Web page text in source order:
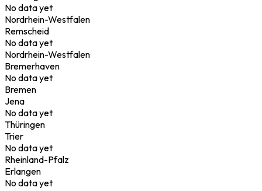
No data yet
Nordrhein-Westfalen
Remscheid
No data yet
Nordrhein-Westfalen
Bremerhaven
No data yet
Bremen
Jena
No data yet
Thüringen
Trier
No data yet
Rheinland-Pfalz
Erlangen
No data yet